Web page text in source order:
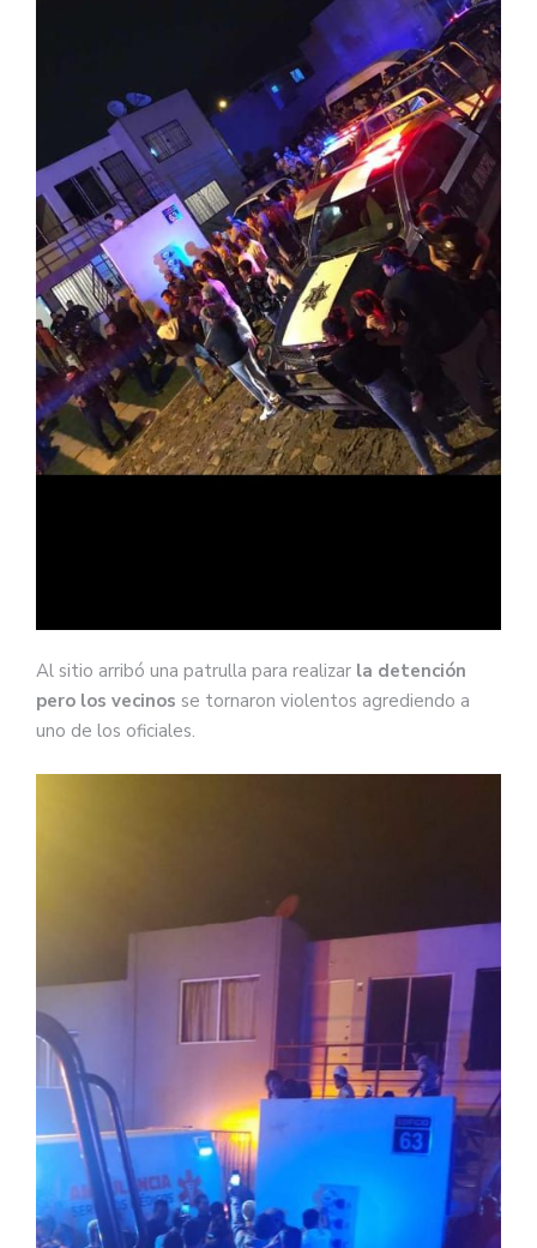
Al sitio arribó una patrulla para realizar la detención
pero los vecinos se tornaron violentos agrediendo a
uno de los oficiales.